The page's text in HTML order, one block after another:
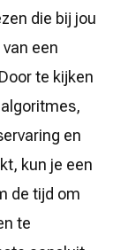
die bij jou
een
te kijken
en
kun je een
de tijd om
te